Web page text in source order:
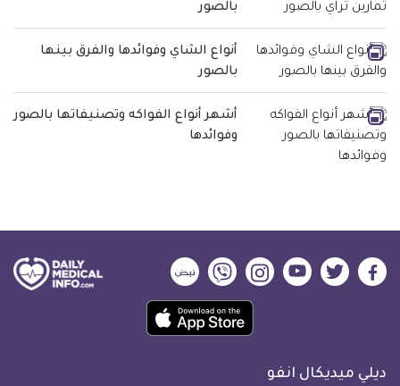
بالصور
أنواع الشاي وفوائدها والفرق بينها
بالصور
أشهر أنواع الفواكه وتصنيفاتها بالصور
وفوائدها
ديلي
فيسبوك
ديلي
تويتر
ديلي
ميديكال
يوتيوب
ديلي
ميديكال
انفو
ديلي
ميديكال
انفو
ديلي
ميديكال
انفو
حمل
تطبيق
ديلي ميديكال انفو